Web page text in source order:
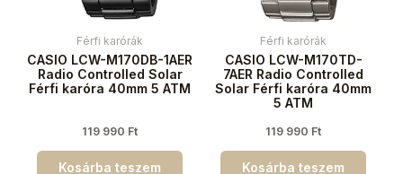
Férfi karórák
CASIO LCW-M170DB-1AER
Radio Controlled Solar
Férfi karóra 40mm 5 ATM
119 990 Ft
Kosárba teszem
Férfi karórák
CASIO LCW-M170TD-
7AER Radio Controlled
Solar Férfi karóra 40mm
5 ATM
119 990 Ft
Kosárba teszem